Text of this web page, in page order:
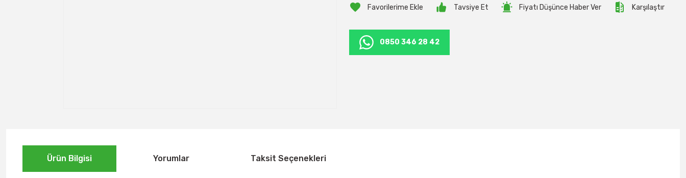
Tavsiye Et Fiyatı Düşünce Haber Ver Karşılaştır
0850 346 28 42
Ürün Bilgisi Yorumlar Taksit Seçenekleri